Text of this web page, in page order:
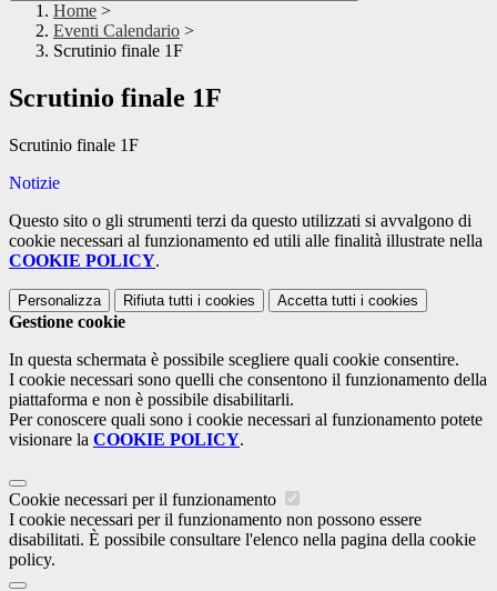
Home >
Eventi Calendario >
Scrutinio finale 1F
Scrutinio finale 1F
Scrutinio finale 1F
Notizie
Questo sito o gli strumenti terzi da questo utilizzati si avvalgono di
cookie necessari al funzionamento ed utili alle finalità illustrate nella
COOKIE POLICY.
Personalizza Rifiuta tutti i cookies Accetta tutti i cookies
Gestione cookie
In questa schermata è possibile scegliere quali cookie consentire.
I cookie necessari sono quelli che consentono il funzionamento della
piattaforma e non è possibile disabilitarli.
Per conoscere quali sono i cookie necessari al funzionamento potete
visionare la COOKIE POLICY.
Cookie necessari per il funzionamento
I cookie necessari per il funzionamento non possono essere
disabilitati. È possibile consultare l'elenco nella pagina della cookie
policy.